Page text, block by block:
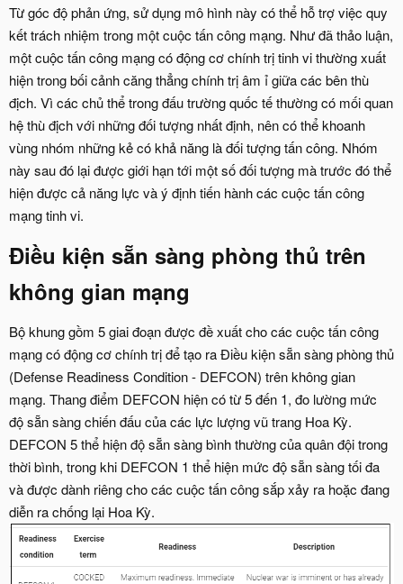
Từ góc độ phản ứng, sử dụng mô hình này có thể hỗ trợ việc quy
kết trách nhiệm trong một cuộc tấn công mạng. Như đã thảo luận,
một cuộc tấn công mạng có động cơ chính trị tinh vi thường xuất
hiện trong bối cảnh căng thẳng chính trị âm ỉ giữa các bên thù
địch. Vì các chủ thể trong đấu trường quốc tế thường có mối quan
hệ thù địch với những đối tượng nhất định, nên có thể khoanh
vùng nhóm những kẻ có khả năng là đối tượng tấn công. Nhóm
này sau đó lại được giới hạn tới một số đối tượng mà trước đó thể
hiện được cả năng lực và ý định tiến hành các cuộc tấn công
mạng tinh vi.
Điều kiện sẵn sàng phòng thủ trên
không gian mạng
Bộ khung gồm 5 giai đoạn được đề xuất cho các cuộc tấn công
mạng có động cơ chính trị để tạo ra Điều kiện sẵn sàng phòng thủ
(Defense Readiness Condition - DEFCON) trên không gian
mạng. Thang điểm DEFCON hiện có từ 5 đến 1, đo lường mức
độ sẵn sàng chiến đấu của các lực lượng vũ trang Hoa Kỳ.
DEFCON 5 thể hiện độ sẵn sàng bình thường của quân đội trong
thời bình, trong khi DEFCON 1 thể hiện mức độ sẵn sàng tối đa
và được dành riêng cho các cuộc tấn công sắp xảy ra hoặc đang
diễn ra chống lại Hoa Kỳ.